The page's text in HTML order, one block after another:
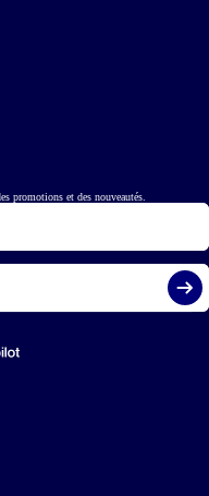
promotions et des nouveautés.